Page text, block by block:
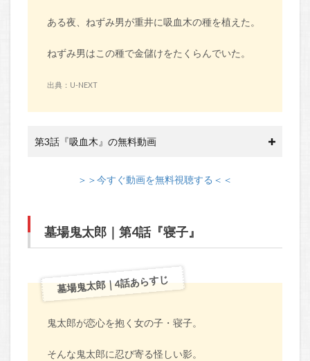
ある夜、ねずみ男が重井に吸血木の種を植えた。
ねずみ男はこの種で金儲けをたくらんでいた。
出典：U-NEXT
第3話『吸血木』の無料動画
＞＞今すぐ動画を無料視聴する＜＜
墓場鬼太郎｜第4話『寝子』
墓場鬼太郎｜4話あらすじ
鬼太郎が恋心を抱く女の子・寝子。
そんな鬼太郎に忍び寄る怪しい影。